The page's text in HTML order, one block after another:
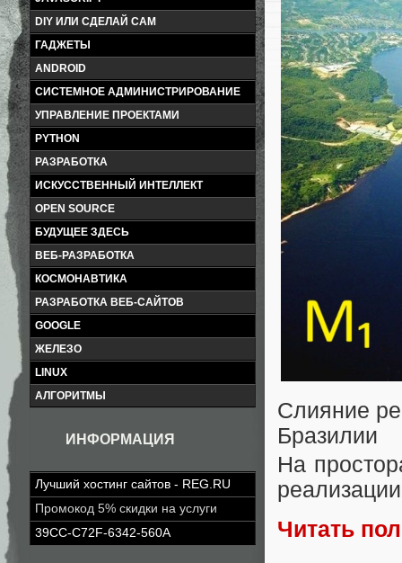
DIY ИЛИ СДЕЛАЙ САМ
ГАДЖЕТЫ
ANDROID
СИСТЕМНОЕ АДМИНИСТРИРОВАНИЕ
УПРАВЛЕНИЕ ПРОЕКТАМИ
PYTHON
РАЗРАБОТКА
ИСКУССТВЕННЫЙ ИНТЕЛЛЕКТ
OPEN SOURCE
БУДУЩЕЕ ЗДЕСЬ
ВЕБ-РАЗРАБОТКА
КОСМОНАВТИКА
РАЗРАБОТКА ВЕБ-САЙТОВ
GOOGLE
ЖЕЛЕЗО
LINUX
АЛГОРИТМЫ
ИНФОРМАЦИЯ
Лучший хостинг сайтов - REG.RU
Промокод 5% скидки на услуги
39CC-C72F-6342-560A
Слияние
Бразилии
На
Читать